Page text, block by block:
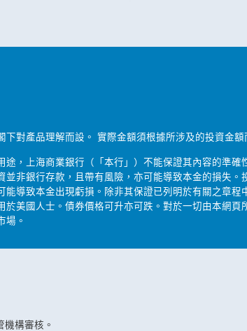
下對產品理解而設。 實際金額須根據所涉及的投資金額
途，上海商業銀行（「本行」）不能保證其內容的準
並非銀行存款，且帶有風險，亦可能導致本金的損失
能導致本金出現虧損。除非其保證已列明於有關之章
於美國人士。債券價格可升亦可跌。對於一切由本網
場。
構審核。